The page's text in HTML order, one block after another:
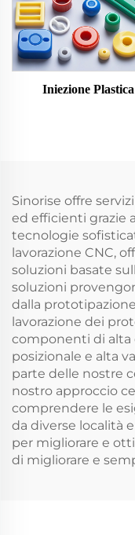
Iniezione Plastica
Sinorise offre
ed efficienti grazie
tecnologie
lavorazione CNC,
soluzioni basate
soluzioni
dalla
lavorazione dei
componenti di alta
posizionale e alta
parte delle nostre
nostro approccio
comprendere le
da diverse località
per migliorare e
di migliorare e